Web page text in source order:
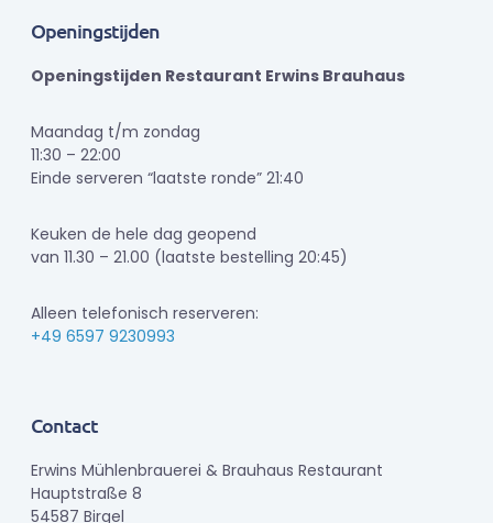
Openingstijden
Openingstijden Restaurant Erwins Brauhaus
Maandag t/m zondag
11:30 – 22:00
Einde serveren “laatste ronde” 21:40
Keuken de hele dag geopend
van 11.30 – 21.00 (laatste bestelling 20:45)
Alleen telefonisch reserveren:
+49 6597 9230993
Contact
Erwins Mühlenbrauerei & Brauhaus Restaurant
Hauptstraße 8
54587 Birgel